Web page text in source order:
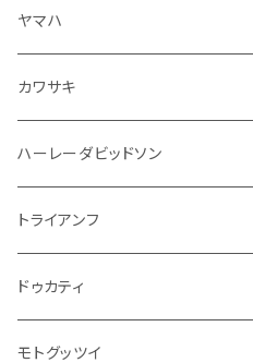
灰皿・ゴミ箱
インテリアパネル
ドリンクホルダー
携帯・スマホホルダー
ステッカー
ダッシュボード
吸気系
エアフィルター
アームレスト
ウインカー
ダッシュボード
ドア回り
エンジン系
オイル系
その他
フロントガラス回り
ワイパー
リアガラス回り
フロアマット
ヤマハ
電装系
ウインカー
モーター系
ミラー
ブレーキ系
クラッチブレーキレバー
駆動系
カワサキ
ミラー
ハンドル系
足回り
サスペンション
タンク系
ハーレーダビッドソン
ミラー
トライアンフ
ミラー
ドゥカティ
ミラー
モトグッツイ